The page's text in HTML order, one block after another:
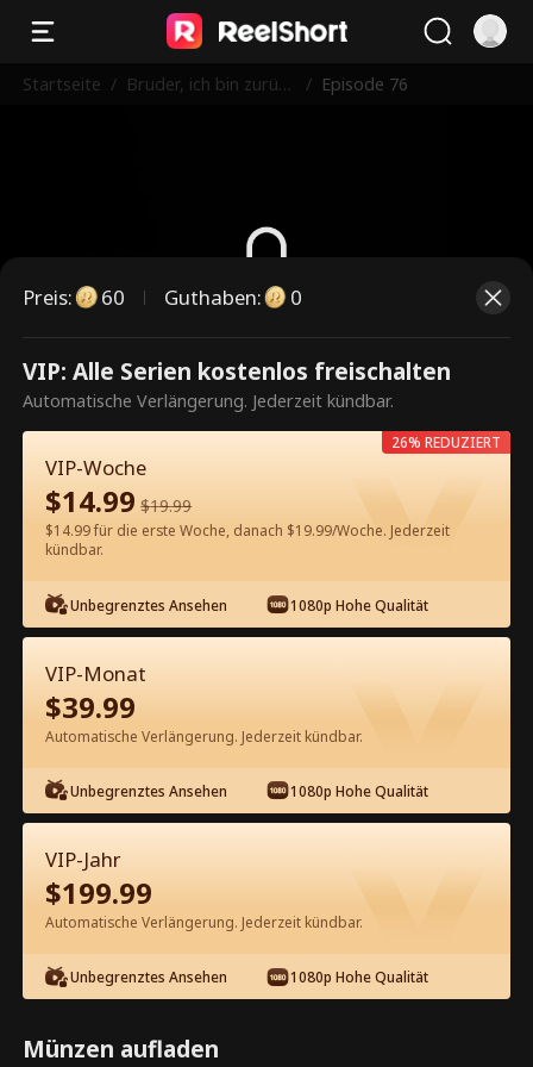
Startseite / Bruder, ich bin zurüc
/ Episode 76
Dies ist eine kostenpflichtige
Episode. Bitte entsperren, um
weiterzusehen.
60Jetzt entsperren
Kostenlos in der App ansehen
Episode 76 - Bruder, ich bin zurück!
Kompletter Film
1-50 51-80
76 77 78 79
Preis: 60 Guthaben: 0
VIP: Alle Serien kostenlos freischalten
Automatische Verlängerung. Jederzeit kündbar.
VIP-Woche
$14.99 $19.99
$14.99 für die erste Woche, danach $19.99/Woche. Jederzeit
kündbar.
Unbegrenztes Ansehen 1080p Hohe Qualität
26% REDUZIERT
VIP-Monat
$39.99
Automatische Verlängerung. Jederzeit kündbar.
Unbegrenztes Ansehen 1080p Hohe Qualität
VIP-Jahr
$199.99
Automatische Verlängerung. Jederzeit kündbar.
Unbegrenztes Ansehen 1080p Hohe Qualität
Münzen aufladen